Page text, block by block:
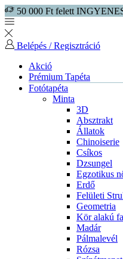
50 000 Ft felett
Belépés / Regisztráció
Akció
Prémium Tapéta
Fotótapéta
Minta
3D
Absztrakt
Állatok
Chinoiserie
Csíkos
Dzsungel
Egzotikus
Erdő
Felületi
Geometria
Kör alakú
Madár
Pálmalevél
Rózsa